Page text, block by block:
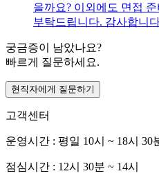
을까요? 이외에도 면접
부탁드립니다. 감사합니
궁금증이 남았나요?
빠르게 질문하세요.
현직자에게 질문하기
고객센터
운영시간 : 평일 10시 ~ 18시 30
점심시간 : 12시 30분 ~ 14시